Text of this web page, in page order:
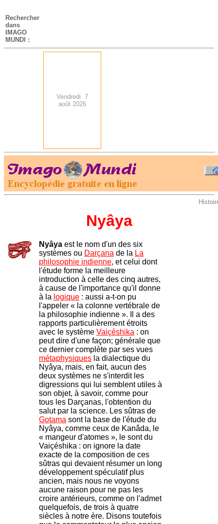
-
Rechercher
dans
IMAGO
MUNDI :
Vendredi 7
août 2026
.
Nyâya
Nyâya est le nom d'un des six
systèmes ou Darçana de la La
philosophie indienne, et celui dont
l'étude forme la meilleure
introduction à celle des cinq autres,
à cause de l'importance qu'il donne
à la logique : aussi a-t-on pu
l'appeler « la colonne vertébrale de
la philosophie indienne ». Il a des
rapports particulièrement étroits
avec le système Vaiçéshika : on
peut dire d'une façon; générale que
ce dernier complète par ses vues
métaphysiques la dialectique du
Nyâya, mais, en fait, aucun des
deux systèmes ne s'interdit les
digressions qui lui semblent utiles à
son objet, à savoir, comme pour
tous les Darçanas, l'obtention du
salut par la science. Les sûtras de
Gotama sont la base de l'étude du
Nyâya, comme ceux de Kanâda, le
« mangeur d'atomes », le sont du
Vaiçéshika : on ignore la date
exacte de la composition de ces
sûtras qui devaient résumer un long
développement spéculatif plus
ancien, mais nous ne voyons
aucune raison pour ne pas les
croire antérieurs, comme on l'admet
quelquefois, de trois à quatre
siècles à notre ère. Disons toutefois